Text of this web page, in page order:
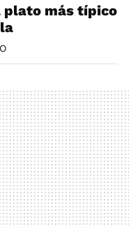
plato más típico